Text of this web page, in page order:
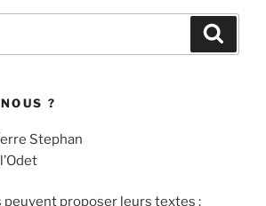
?
Stephan
peuvent proposer leurs textes :